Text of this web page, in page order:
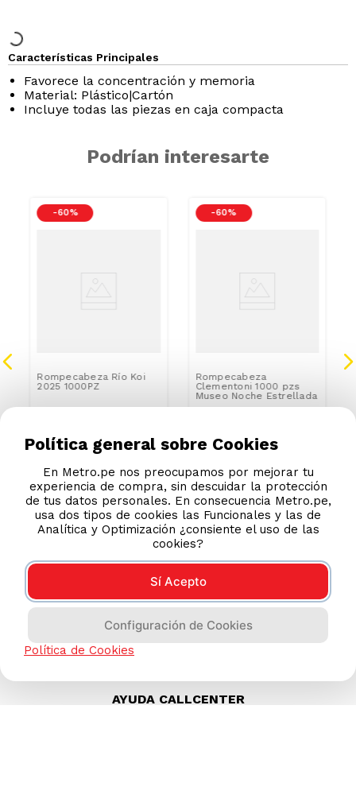
Características Principales
Favorece la concentración y memoria
Material: Plástico|Cartón
Incluye todas las piezas en caja compacta
Podrían interesarte
-60 %
Rompecabeza Río Koi
2025 1000PZ
S/ 19.
S/49.90
-60 %
Rompecabeza
Clementoni 1000 pzs
Museo Noche Estrellada
31
S/
79.90
AYUDA CALLCENTER
Política general sobre Cookies
En Metro.pe nos preocupamos por mejorar tu
experiencia de compra, sin descuidar la protección
de tus datos personales. En consecuencia Metro.pe,
usa dos tipos de cookies las Funcionales y las de
Analítica y Optimización ¿consiente el uso de las
cookies?
Sí Acepto
Configuración de Cookies
Política de Cookies